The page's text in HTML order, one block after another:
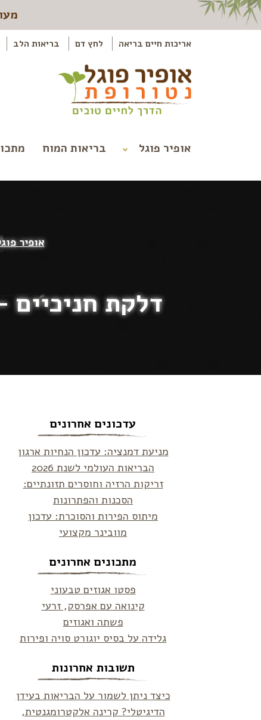
אריכות חיים בריאה לחץ דם בריאות הלב
אופיר פוגל בריאות המוח
אופיר
דלקת חניכיים – האם קו
עדכונים אחרונים
מניעת דמנציה: עדכון הנחיות ארגון
הבריאות העולמי לשנת 2026
זריקות הרזיה וחוסרים תזונתיים:
הסכנות והפתרונות
מיתוס הפירות והסוכרת: עדכון
מוובינר מקצועי
מתכונים אחרונים
פסטו אגוזים טבעוני
קינואה עם אפרסק, זרעי
פשתה ואגוזים
גלידה על בסיס יוגורט סויה ופירות
תשובות אחרונות
כיצד ניתן לשמור על הבריאות בעידן
הדיגיטלי? קרינה אלקטרומגנטית,